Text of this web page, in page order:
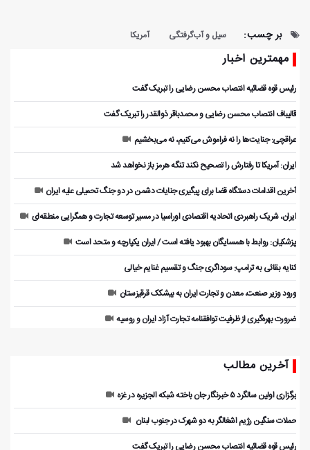
بر چسب: سیل و آب‌گرفتگی آمریکا
مهمترین اخبار
رئیس قوه قضائیه انتصاب محسن رضایی را تبریک گفت
قالیباف انتصاب محسن رضایی و محمدباقر ذوالقدر را تبریک گفت
عراقچی: جنایت‌ها را نه فراموش می‌کنیم، نه می‌بخشیم
ایران: آمریکا تا رفتارش را تصحیح نکند تنگه هرمز باز نخواهد شد
آخرین اقدامات دستگاه قضا برای پیگیری جنایات دشمن در دو جنگ تحمیلی علیه ایران
ایران، شریک راهبردی اتحادیه اقتصادی اوراسیا در مسیر توسعه تجارت و همگرایی منطقه‌ای
پزشکیان: روابط با همسایگان بهبود یافته است / ایران یکپارچه و متحد است
کنایه بقائی به ترامپ: سوداگری جنگ و تقسیم غنایم خیالی
ورود وزیر صنعت، معدن و تجارت ایران به بیشکک قرقیزستان
ضرورت بهره‌گیری از ظرفیت توافقنامه تجارت آزاد ایران و روسیه
آخرین مطالب
برگزاری اولین سالگرد ۵ خبرنگار جان باخته شبکه الجزیره در غزه
حملات سنگین رژیم اشغالگر به دو شهرک در جنوب لبنان
رئیس قوه قضائیه انتصاب محسن رضایی را تبریک گفت